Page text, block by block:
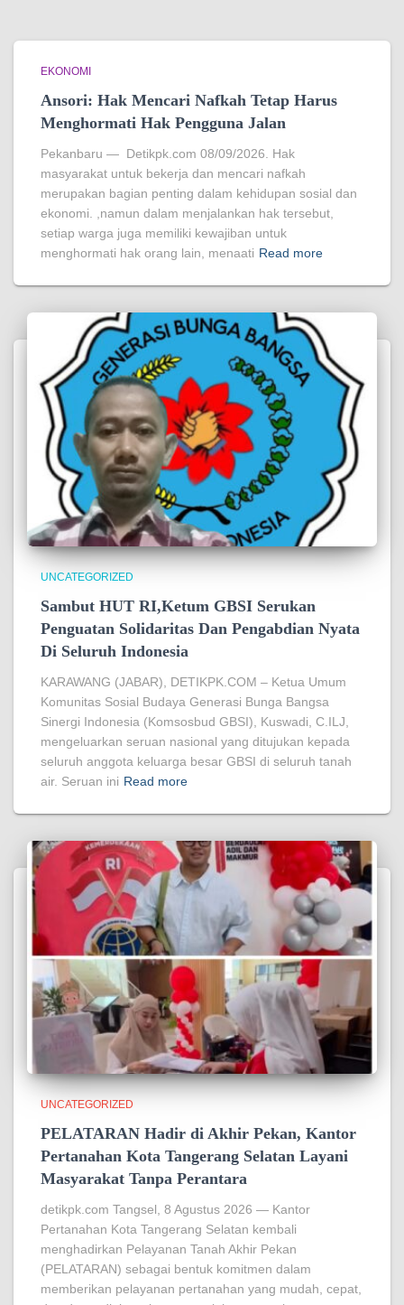
EKONOMI
Ansori: Hak Mencari Nafkah Tetap Harus
Menghormati Hak Pengguna Jalan
Pekanbaru — Detikpk.com 08/09/2026. Hak
masyarakat untuk bekerja dan mencari nafkah
merupakan bagian penting dalam kehidupan sosial dan
ekonomi. ,namun dalam menjalankan hak tersebut,
setiap warga juga memiliki kewajiban untuk
menghormati hak orang lain, menaati Read more
UNCATEGORIZED
Sambut HUT RI,Ketum GBSI Serukan
Penguatan Solidaritas Dan Pengabdian Nyata
Di Seluruh Indonesia
KARAWANG (JABAR), DETIKPK.COM – Ketua Umum
Komunitas Sosial Budaya Generasi Bunga Bangsa
Sinergi Indonesia (Komsosbud GBSI), Kuswadi, C.ILJ,
mengeluarkan seruan nasional yang ditujukan kepada
seluruh anggota keluarga besar GBSI di seluruh tanah
air. Seruan ini Read more
UNCATEGORIZED
PELATARAN Hadir di Akhir Pekan, Kantor
Pertanahan Kota Tangerang Selatan Layani
Masyarakat Tanpa Perantara
detikpk.com Tangsel, 8 Agustus 2026 — Kantor
Pertanahan Kota Tangerang Selatan kembali
menghadirkan Pelayanan Tanah Akhir Pekan
(PELATARAN) sebagai bentuk komitmen dalam
memberikan pelayanan pertanahan yang mudah, cepat,